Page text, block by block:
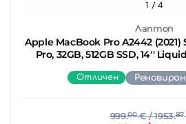
Лаптоп
Apple MacBook Pro A2442 (2021)
Pro, 32GB, 512GB SSD, 14''
1 / 4
Отличен Реновиран
999.00€/ 1953.87